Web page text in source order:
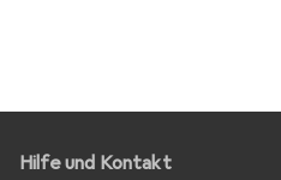
Hilfe und Kontakt